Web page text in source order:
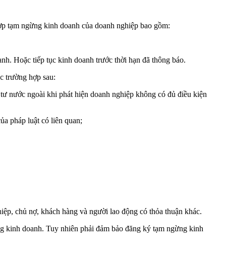
tạm ngừng kinh doanh của doanh nghiệp bao gồm:
Hoặc tiếp tục kinh doanh trước thời hạn đã thông báo.
trường hợp sau:
nước ngoài khi phát hiện doanh nghiệp không có đủ điều kiện
pháp luật có liên quan;
chủ nợ, khách hàng và người lao động có thỏa thuận khác.
doanh. Tuy nhiên phải đảm bảo đăng ký tạm ngừng kinh